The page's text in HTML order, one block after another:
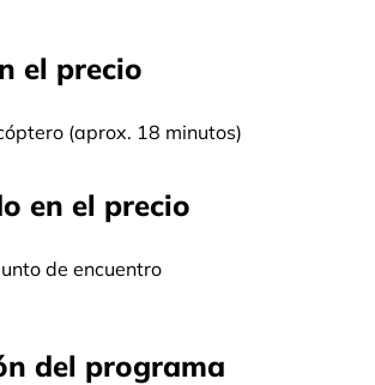
el precio
(aprox. 18 minutos)
en el precio
de encuentro
del programa